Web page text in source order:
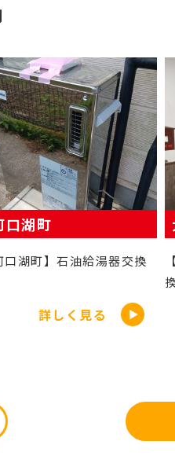
市
月市】LIXLリシェント玄関交
詳しく見る